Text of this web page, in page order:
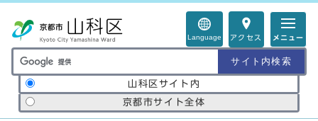
Language アクセス メニュー
サイト内検索の範囲
山科区サイト内
京都市サイト全体